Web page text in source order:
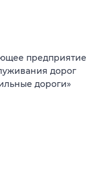
предприятие
дорог
дороги»